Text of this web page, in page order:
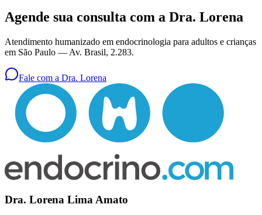
Agende sua consulta com a Dra. Lorena
Atendimento humanizado em endocrinologia para adultos e crianças
em São Paulo — Av. Brasil, 2.283.
Fale com a Dra. Lorena
Dra. Lorena Lima Amato